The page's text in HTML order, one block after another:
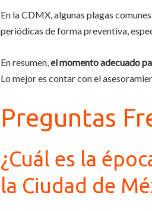
En la CDMX, algunas plagas
periódicas de forma preventiva,
En resumen,el momento adecuado
Lo mejor es contar con el
Preguntas
¿Cuál es la
la Ciudad de